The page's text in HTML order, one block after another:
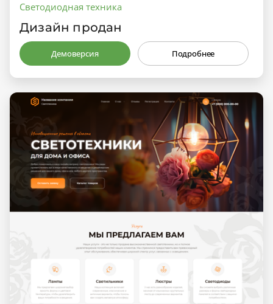
Светодиодная техника
Дизайн продан
Демоверсия Подробнее